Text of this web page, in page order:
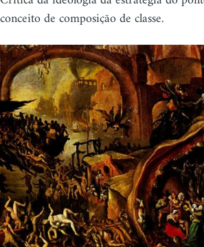
conceito de composição de classe.